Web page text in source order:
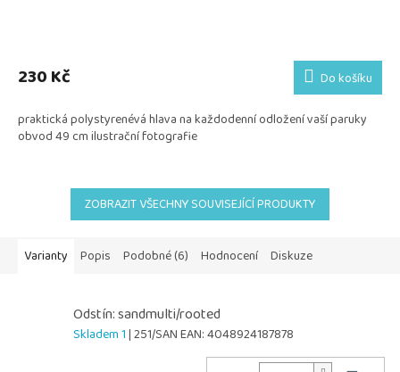
230 Kč Do košíku
praktická polystyrenévá hlava na každodenní odložení vaší paruky
obvod 49 cm ilustrační fotografie
ZOBRAZIT VŠECHNY SOUVISEJÍCÍ PRODUKTY
Varianty Popis Podobné (6) Hodnocení Diskuze
Odstín: sandmulti/rooted
Skladem 1| 251/SANEAN:4048924187878